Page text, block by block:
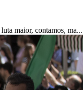
maior, contamos, ma...